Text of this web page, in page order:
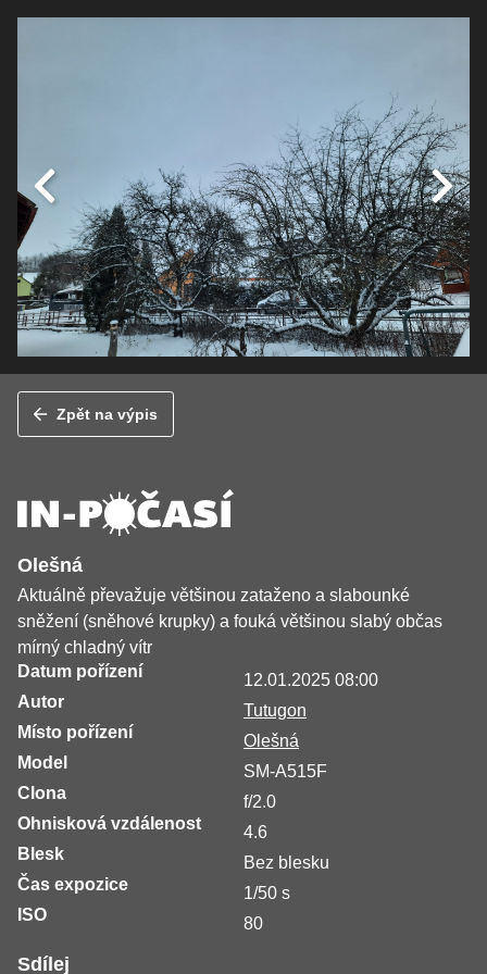
Zpět na výpis
Olešná
Aktuálně převažuje většinou zataženo a slabounké
sněžení (sněhové krupky) a fouká většinou slabý občas
mírný chladný vítr
Datum pořízení
12.01.2025 08:00
Autor
Tutugon
Místo pořízení
Olešná
Model
SM-A515F
Clona
f/2.0
Ohnisková vzdálenost
4.6
Blesk
Bez blesku
Čas expozice
1/50 s
ISO
80
Sdílej